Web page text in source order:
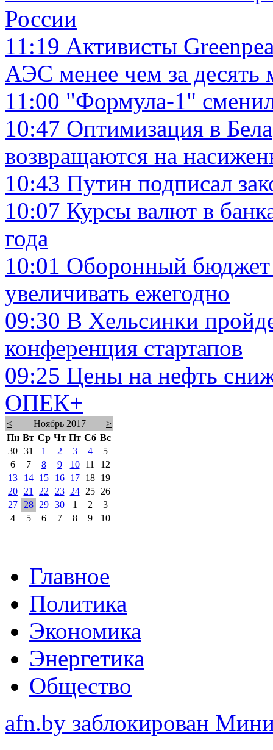
России
11:19 Активисты
АЭС менее чем за десять
11:00 "Формула-1"
10:47 Оптимизация в
возвращаются на
10:43 Путин подписал
10:07 Курсы валют в
года
10:01 Оборонный бюджет
увеличивать ежегодно
09:30 В Хельсинки
конференция стартапов
09:25 Цены на нефть
ОПЕК+
< Ноябрь 2017
>
Пн Вт Ср Чт Пт Сб Вс
30 31 1 2 3 4
5
6
7 8 9 10 11
12
13
14 15 16 17 18
19
20
21 22 23 24 25
26
27
28 29 30 1 2
3
4
5 6 7 8 9 10
Главное
Политика
Экономика
Энергетика
Общество
afn.by заблокирован